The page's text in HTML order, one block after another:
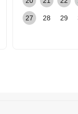
27 28 29